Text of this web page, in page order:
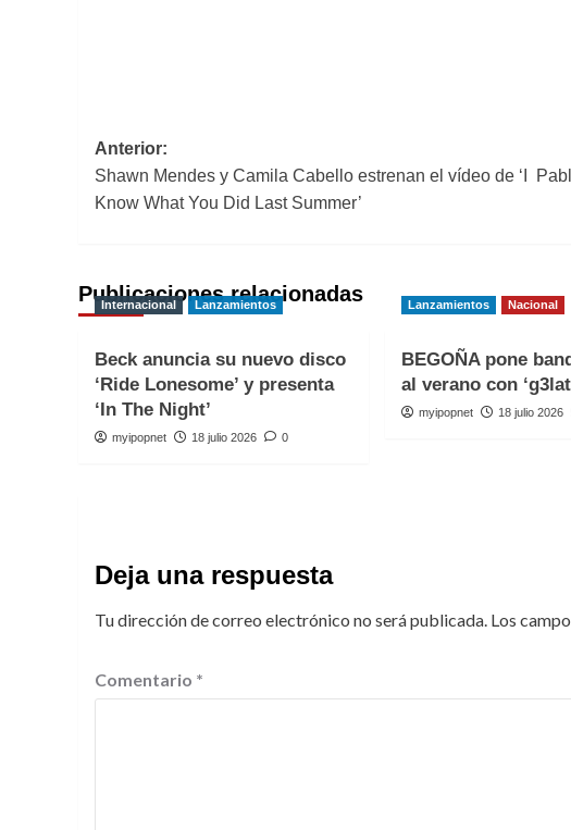
Navegación
de
Anterior:
Shawn Mendes y Camila Cabello estrenan el vídeo de ‘I
Know What You Did Last Summer’
Publicaciones relacionadas
Internacional Lanzamientos
Beck anuncia su nuevo disco
‘Ride Lonesome’ y presenta
‘In The Night’
myipopnet 18 julio 2026 0
Lanzamientos Nacional
BEGOÑA pone
al verano con
myipopnet 18 julio 2026
Deja una respuesta
Tu dirección de correo electrónico no será publicada. Los
Comentario *